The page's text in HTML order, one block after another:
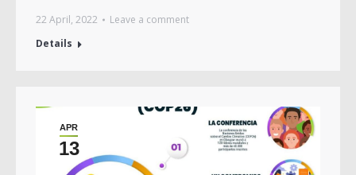
22 April, 2022
Leave a comment
Details
APR
13